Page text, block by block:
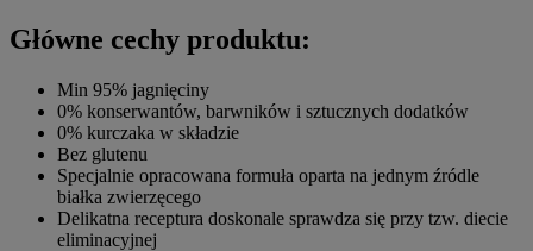
Główne cechy produktu:
Min 95% jagnięciny
0% konserwantów, barwników i sztucznych dodatków
0% kurczaka w składzie
Bez glutenu
Specjalnie opracowana formuła oparta na jednym źródle
białka zwierzęcego
Delikatna receptura doskonale sprawdza się przy tzw. diecie
eliminacyjnej